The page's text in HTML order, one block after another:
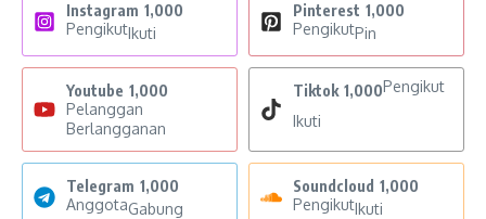
Instagram 1,000
PengikutIkuti
Pinterest 1,000
PengikutPin
Youtube 1,000
Pelanggan
Berlangganan
Tiktok 1,000Pengikut
Ikuti
Telegram 1,000
AnggotaGabung
Soundcloud 1,000
PengikutIkuti